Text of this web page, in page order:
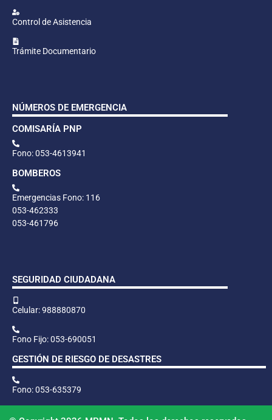
Control de Asistencia
Trámite Documentario
NÚMEROS DE EMERGENCIA
COMISARÍA PNP
Fono: 053-4613941
BOMBEROS
Emergencias Fono: 116
053-462333
053-461796
SEGURIDAD CIUDADANA
Celular: 988880870
Fono Fijo: 053-690051
GESTIÓN DE RIESGO DE DESASTRES
Fono: 053-635379